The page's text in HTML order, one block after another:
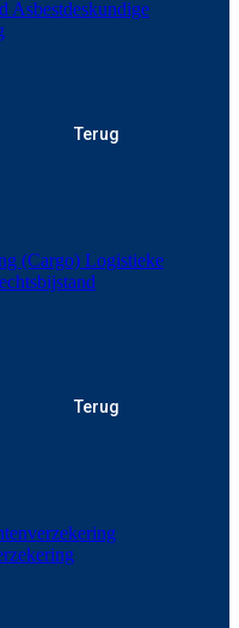
Asbestdeskundige
Terug
(Cargo) Logistieke
Terug